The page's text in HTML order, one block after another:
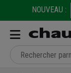
NOUVEAU :